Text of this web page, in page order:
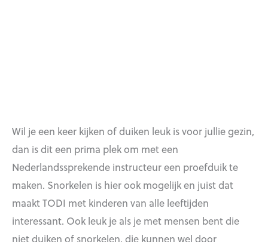
Wil je een keer kijken of duiken leuk is voor jullie gezin,
dan is dit een prima plek om met een
Nederlandssprekende instructeur een proefduik te
maken. Snorkelen is hier ook mogelijk en juist dat
maakt TODI met kinderen van alle leeftijden
interessant. Ook leuk je als je met mensen bent die
niet duiken of snorkelen, die kunnen wel door